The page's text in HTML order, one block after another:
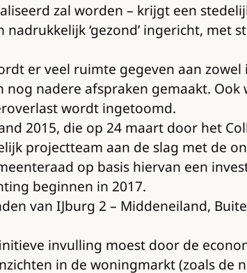
zal worden – krijgt een
‘gezond’ ingericht, met
er veel ruimte gegeven aan
nadere afspraken gemaakt.
wordt ingetoomd.
2015, die op 24 maart door het
projectteam aan de slag met de
op basis hiervan een
beginnen in 2017.
van IJburg 2 – Middeneiland,
invulling moest door de
in de woningmarkt (zoals de